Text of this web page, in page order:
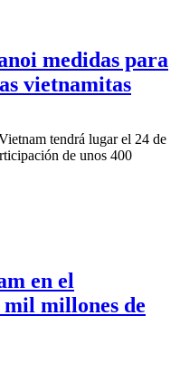
medidas para
vietnamitas
tendrá lugar el 24 de
de unos 400
en el
millones de